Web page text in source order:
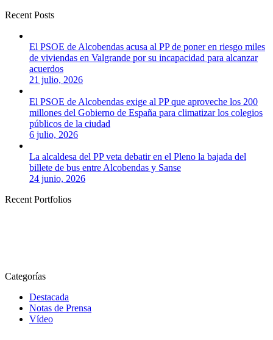
Recent Posts
El PSOE de Alcobendas acusa al PP de poner en riesgo miles
de viviendas en Valgrande por su incapacidad para alcanzar
acuerdos
21 julio, 2026
El PSOE de Alcobendas exige al PP que aproveche los 200
millones del Gobierno de España para climatizar los colegios
públicos de la ciudad
6 julio, 2026
La alcaldesa del PP veta debatir en el Pleno la bajada del
billete de bus entre Alcobendas y Sanse
24 junio, 2026
Recent Portfolios
Categorías
Destacada
Notas de Prensa
Vídeo